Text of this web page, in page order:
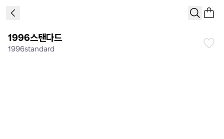
1996스탠다드
1996standard